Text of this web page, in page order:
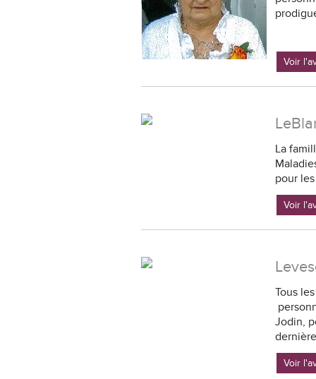
Voir
La
pour
Voir
Tous
Jodin,
Voir